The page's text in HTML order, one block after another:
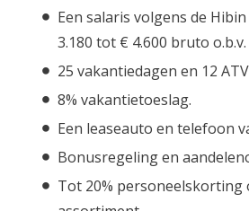
Een salaris volgens de
3.180 tot € 4.600 bruto
25 vakantiedagen en 12
8% vakantietoeslag.
Een leaseauto en telefoon
Bonusregeling en
Tot 20% personeelskorting